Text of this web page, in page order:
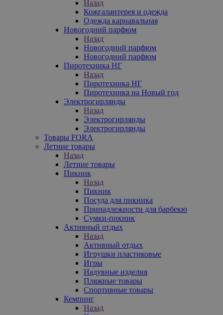
Назад
Кожгалантерея и одежда
Одежда карнавальная
Новогодний парфюм
Назад
Новогодний парфюм
Новогодний парфюм
Пиротехника НГ
Назад
Пиротехника НГ
Пиротехника на Новый год
Электрогирлянды
Назад
Электрогирлянды
Электрогирлянды
Товары FORA
Летние товары
Назад
Летние товары
Пикник
Назад
Пикник
Посуда для пикника
Принадлежности для барбекю
Сумки-пикник
Активный отдых
Назад
Активный отдых
Игрушки пластиковые
Игры
Надувные изделия
Пляжные товары
Спортивные товары
Кемпинг
Назад